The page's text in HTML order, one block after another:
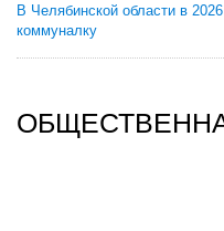
В Челябинской области в
коммуналку